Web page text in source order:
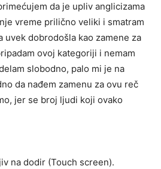
da je upliv anglicizama
vreme prilično veliki i smatram
uvek dobrodošla kao zamene za
ovoj kategoriji i nemam
slobodno, palo mi je na
da nađem zamenu za ovu reč
jer se broj ljudi koji ovako
na dodir (Touch screen).